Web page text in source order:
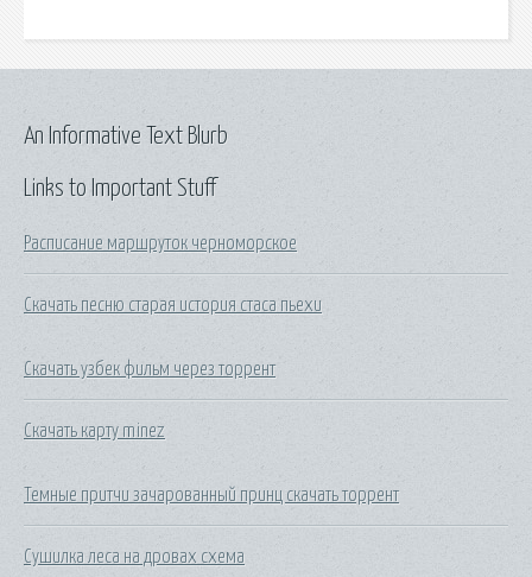
Links to Important Stuff
Расписание маршруток черноморское
Скачать песню старая история стаса пьехи
Скачать узбек фильм через торрент
Скачать карту minez
Темные притчи зачарованный принц скачать торрент
Сушилка леса на дровах схема
An Informative Text Blurb